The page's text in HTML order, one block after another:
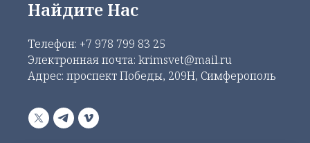
Найдите Нас
Телефон: +7 978 799 83 25
Электронная почта: krimsvet@mail.ru
Адрес: проспект Победы, 209Н, Симферополь